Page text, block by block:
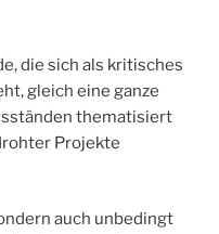
die sich als kritisches
gleich eine ganze
thematisiert
Projekte
auch unbedingt